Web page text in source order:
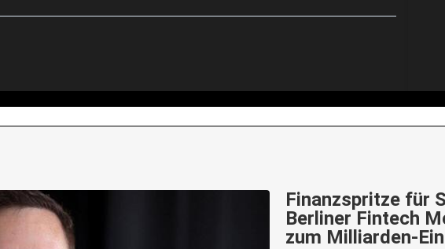
Finanzspritze für
Berliner Fintech
zum Milliarden-